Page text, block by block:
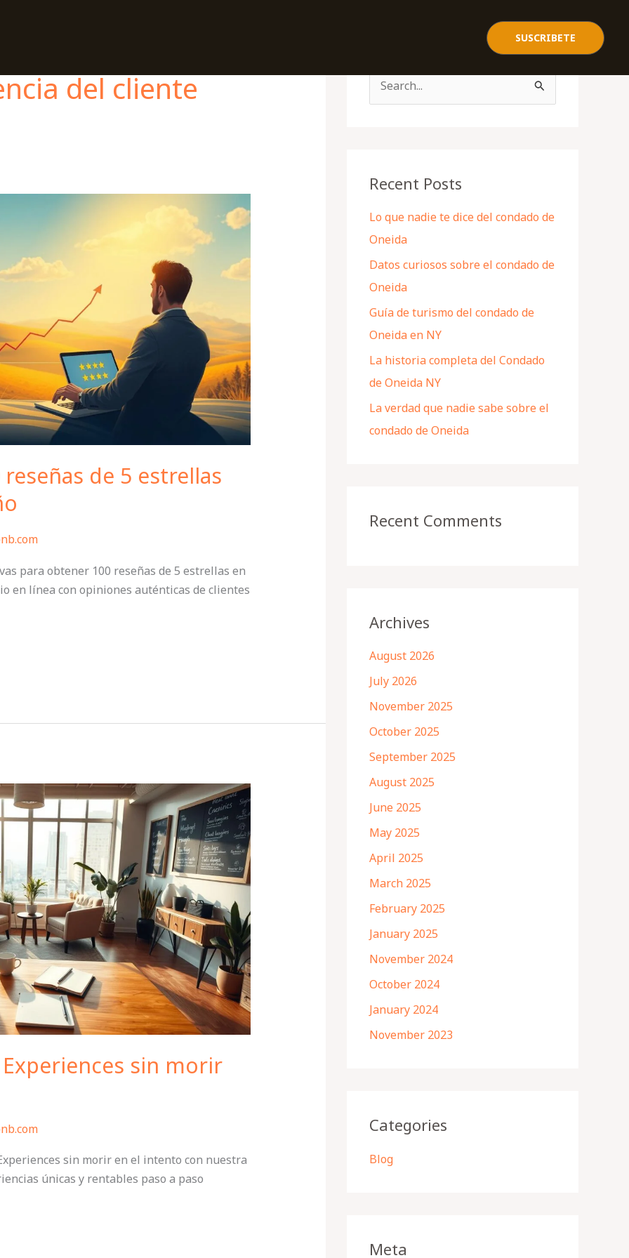
SUSCRIBETE
del cliente
de 5 estrellas
para obtener 100 reseñas de 5 estrellas en
en línea con opiniones auténticas de clientes
sin morir
sin morir en el intento con nuestra
únicas y rentables paso a paso
c
f
o
r
:
Recent Posts
Lo que nadie te dice del condado de
Oneida
Datos curiosos sobre el condado de
Oneida
Guía de turismo del condado de
Oneida en NY
La historia completa del Condado
de Oneida NY
La verdad que nadie sabe sobre el
condado de Oneida
Recent Comments
Archives
August 2026
July 2026
November 2025
October 2025
September 2025
August 2025
June 2025
May 2025
April 2025
March 2025
February 2025
January 2025
November 2024
October 2024
January 2024
November 2023
Categories
Blog
Meta